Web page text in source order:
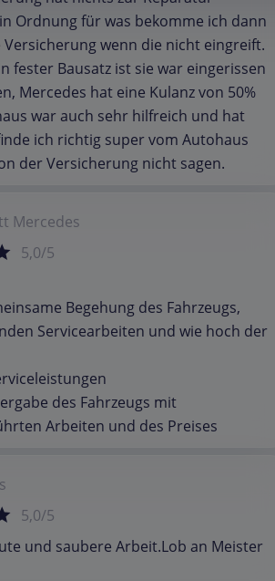
Ordnung für was bekomme ich dann
wenn die nicht eingreift.
fester Bausatz ist sie war eingerissen
Mercedes hat eine Kulanz von 50%
war auch sehr hilfreich und hat
ich richtig super vom Autohaus
der Versicherung nicht sagen.
Mercedes
5,0/5
Begehung des Fahrzeugs,
Servicearbeiten und wie hoch der
des Fahrzeugs mit
Arbeiten und des Preises
5,0/5
und saubere Arbeit.Lob an Meister